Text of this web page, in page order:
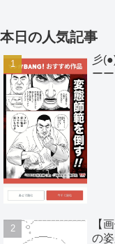
本日の人気記事
彡
ー
【
の